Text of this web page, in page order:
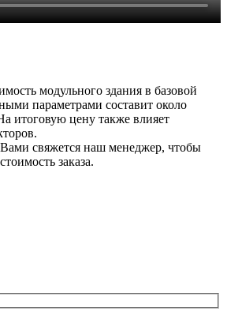
модульного здания в базовой
параметрами составит около
итоговую цену также влияет
свяжется наш менеджер, чтобы
заказа.